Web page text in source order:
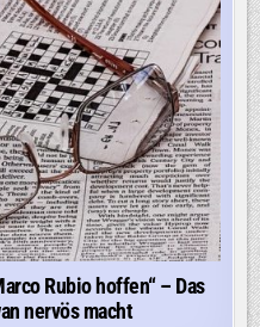
Rubio hoffen“ – Das
nervös macht